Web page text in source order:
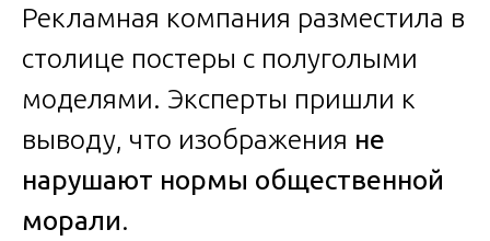
Рекламная компания разместила в
столице постеры с полуголыми
моделями. Эксперты пришли к
выводу, что изображения не
нарушают нормы общественной
морали.